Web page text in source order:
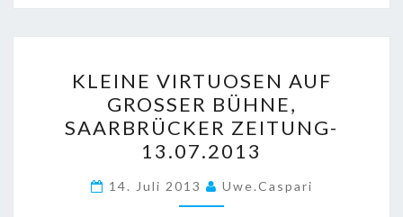
VIRTUOSEN
AUF
GROSSER B
ÜHNE, S
AARBRÜCKER Z
EITUNG- 1
KLEINE VIRTUOSEN AUF
GROSSER BÜHNE, S
AARBRÜCKER ZEITUNG- 1
3.07.2013
14. Juli 2013 Uwe.caspari